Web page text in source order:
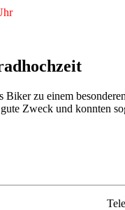
Biker zu einem
Zweck und konnten